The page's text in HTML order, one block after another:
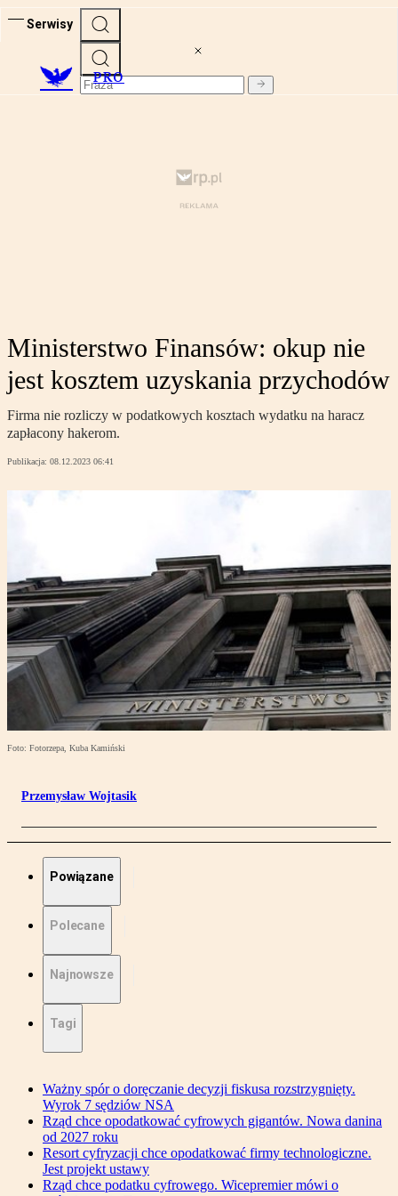
Serwisy
PRO
Ministerstwo Finansów: okup nie
jest kosztem uzyskania przychodów
Firma nie rozliczy w podatkowych kosztach wydatku na haracz
zapłacony hakerom.
Publikacja: 08.12.2023 06:41
Foto: Fotorzepa, Kuba Kamiński
Przemysław Wojtasik
Powiązane
Polecane
Najnowsze
Tagi
Ważny spór o doręczanie decyzji fiskusa rozstrzygnięty.
Wyrok 7 sędziów NSA
Rząd chce opodatkować cyfrowych gigantów. Nowa danina
od 2027 roku
Resort cyfryzacji chce opodatkować firmy technologiczne.
Jest projekt ustawy
Rząd chce podatku cyfrowego. Wicepremier mówi o